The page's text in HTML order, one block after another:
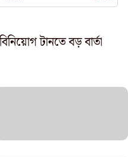
টানতে বড় বার্তা